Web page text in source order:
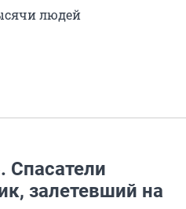
людей
Спасатели
залетевший на